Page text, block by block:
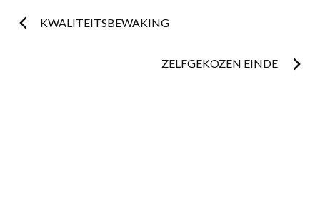
Postnavigatie
KWALITEITSBEWAKING
ZELFGEKOZEN EINDE